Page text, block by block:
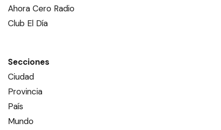
Ahora Cero Radio
Club El Día
Secciones
Ciudad
Provincia
País
Mundo